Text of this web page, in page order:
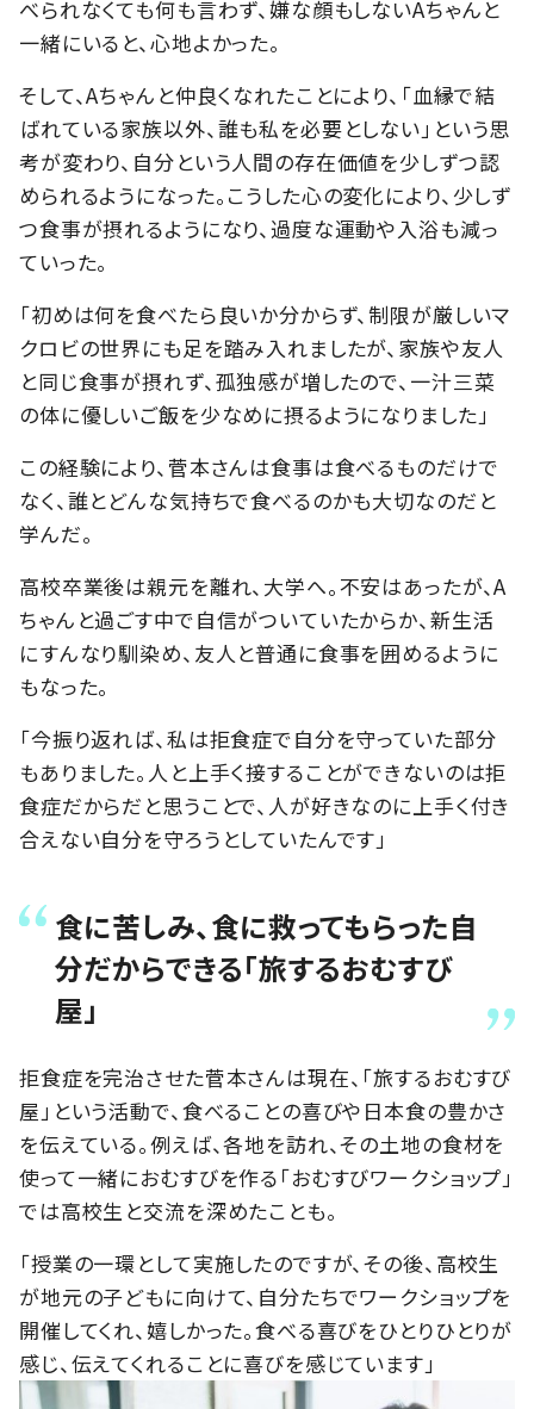
べられなくても何も言わず、嫌な顔もしないAちゃんと
一緒にいると、心地よかった。
そして、Aちゃんと仲良くなれたことにより、「血縁で結
ばれている家族以外、誰も私を必要としない」という思
考が変わり、自分という人間の存在価値を少しずつ認
められるようになった。こうした心の変化により、少しず
つ食事が摂れるようになり、過度な運動や入浴も減っ
ていった。
「初めは何を食べたら良いか分からず、制限が厳しいマ
クロビの世界にも足を踏み入れましたが、家族や友人
と同じ食事が摂れず、孤独感が増したので、一汁三菜
の体に優しいご飯を少なめに摂るようになりました」
この経験により、菅本さんは食事は食べるものだけで
なく、誰とどんな気持ちで食べるのかも大切なのだと
学んだ。
高校卒業後は親元を離れ、大学へ。不安はあったが、A
ちゃんと過ごす中で自信がついていたからか、新生活
にすんなり馴染め、友人と普通に食事を囲めるように
もなった。
「今振り返れば、私は拒食症で自分を守っていた部分
もありました。人と上手く接することができないのは拒
食症だからだと思うことで、人が好きなのに上手く付き
合えない自分を守ろうとしていたんです」
食に苦しみ、食に救ってもらった自
分だからできる「旅するおむすび
屋」
拒食症を完治させた菅本さんは現在、「旅するおむすび
屋」という活動で、食べることの喜びや日本食の豊かさ
を伝えている。例えば、各地を訪れ、その土地の食材を
使って一緒におむすびを作る「おむすびワークショップ」
では高校生と交流を深めたことも。
「授業の一環として実施したのですが、その後、高校生
が地元の子どもに向けて、自分たちでワークショップを
開催してくれ、嬉しかった。食べる喜びをひとりひとりが
感じ、伝えてくれることに喜びを感じています」